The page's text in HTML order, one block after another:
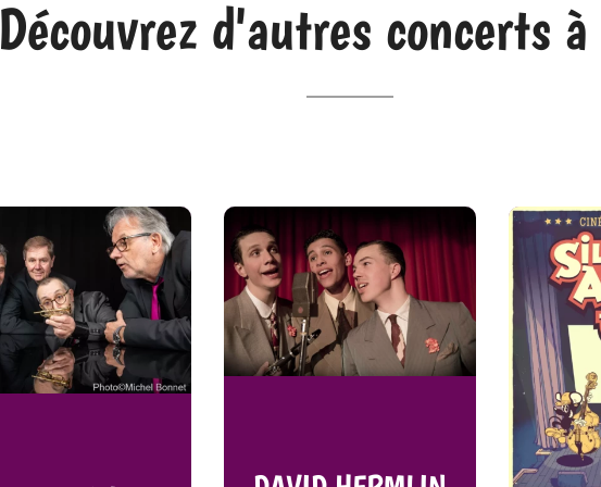
Découvrez d'autres concerts